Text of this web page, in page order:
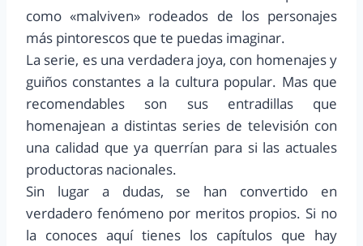
como «malviven» rodeados de los personajes
más pintorescos que te puedas imaginar.
La serie, es una verdadera joya, con homenajes y
guiños constantes a la cultura popular. Mas que
recomendables son sus entradillas que
homenajean a distintas series de televisión con
una calidad que ya querrían para si las actuales
productoras nacionales.
Sin lugar a dudas, se han convertido en
verdadero fenómeno por meritos propios. Si no
la conoces aquí tienes los capítulos que hay